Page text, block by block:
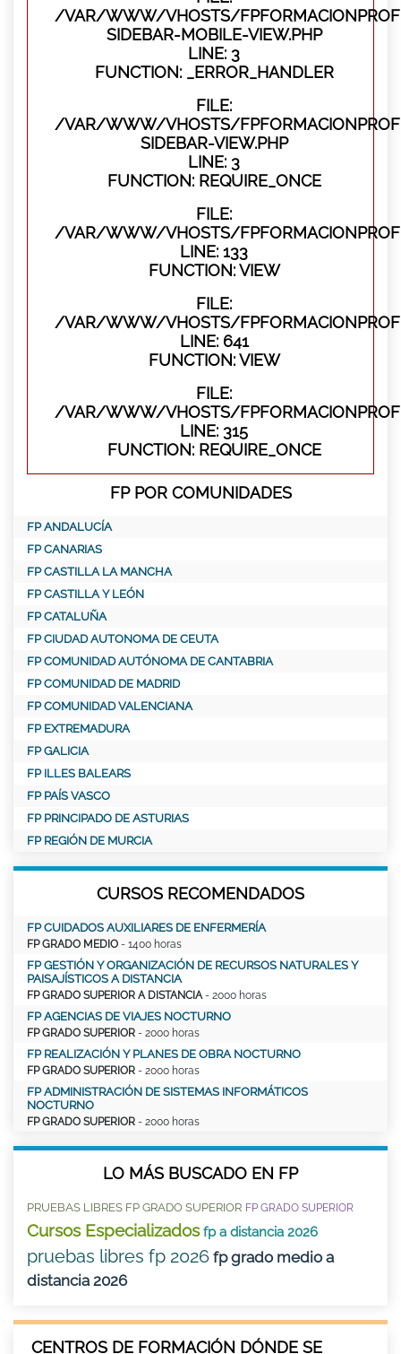
/VAR/WWW/VHOSTS/
SIDEBAR-MOBILE-VIEW.PHP
LINE: 3
FUNCTION: _ERROR_HANDLER
FILE:
/VAR/WWW/VHOSTS/
SIDEBAR-VIEW.PHP
LINE: 3
FUNCTION: REQUIRE_ONCE
FILE:
/VAR/WWW/VHOSTS/
LINE: 133
FUNCTION: VIEW
FILE:
/VAR/WWW/VHOSTS/
LINE: 641
FUNCTION: VIEW
FILE:
/VAR/WWW/VHOSTS/
LINE: 315
FUNCTION: REQUIRE_ONCE
FP POR COMUNIDADES
FP ANDALUCÍA
FP CANARIAS
FP CASTILLA LA MANCHA
FP CASTILLA Y LEÓN
FP CATALUÑA
FP CIUDAD AUTONOMA DE CEUTA
FP COMUNIDAD AUTÓNOMA DE CANTABRIA
FP COMUNIDAD DE MADRID
FP COMUNIDAD VALENCIANA
FP EXTREMADURA
FP GALICIA
FP ILLES BALEARS
FP PAÍS VASCO
FP PRINCIPADO DE ASTURIAS
FP REGIÓN DE MURCIA
CURSOS RECOMENDADOS
FP CUIDADOS AUXILIARES DE ENFERMERÍA
FP GRADO MEDIO - 1400 horas
FP GESTIÓN Y ORGANIZACIÓN DE RECURSOS NATURALES Y
PAISAJÍSTICOS A DISTANCIA
FP GRADO SUPERIOR A DISTANCIA- 2000 horas
FP AGENCIAS DE VIAJES NOCTURNO
FP GRADO SUPERIOR - 2000 horas
FP REALIZACIÓN Y PLANES DE OBRA NOCTURNO
FP GRADO SUPERIOR - 2000 horas
FP ADMINISTRACIÓN DE SISTEMAS INFORMÁTICOS
NOCTURNO
FP GRADO SUPERIOR - 2000 horas
LO MÁS BUSCADO EN FP
PRUEBAS LIBRES FP GRADO SUPERIOR FP GRADO SUPERIOR
Cursos Especializados fp a distancia 2026
pruebas libres fp 2026 fp grado medio a
distancia 2026
CENTROS DE FORMACIÓN DÓNDE SE